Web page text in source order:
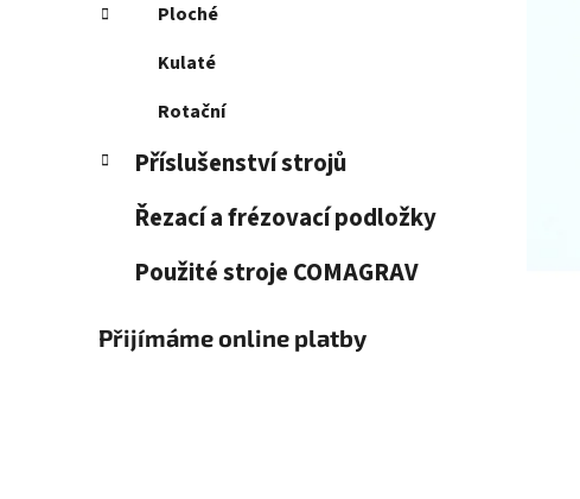
Ploché
Kulaté
Rotační
Příslušenství strojů
Řezací a frézovací podložky
Použité stroje COMAGRAV
Přijímáme online platby